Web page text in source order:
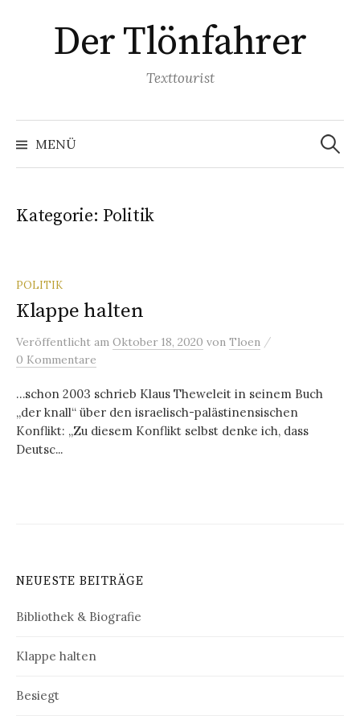
Der Tlönfahrer
Texttourist
MENÜ
Suchen
nach:
Kategorie: Politik
POLITIK
Klappe halten
Veröffentlicht am Oktober 18, 2020 von Tloen /
0 Kommentare
…schon 2003 schrieb Klaus Theweleit in seinem Buch
„der knall“ über den israelisch-palästinensischen
Konflikt: „Zu diesem Konflikt selbst denke ich, dass
Deutsc...
NEUESTE BEITRÄGE
Bibliothek & Biografie
Klappe halten
Besiegt